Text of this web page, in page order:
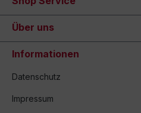
Über uns
Informationen
Datenschutz
Impressum